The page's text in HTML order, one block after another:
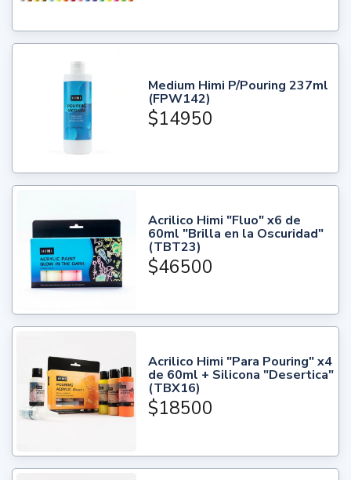
Medium Himi P/Pouring 237ml
(FPW142)
$14950
Acrilico Himi "Fluo" x6 de
60ml "Brilla en la Oscuridad"
(TBT23)
$46500
Acrilico Himi "Para Pouring" x4
de 60ml + Silicona "Desertica"
(TBX16)
$18500